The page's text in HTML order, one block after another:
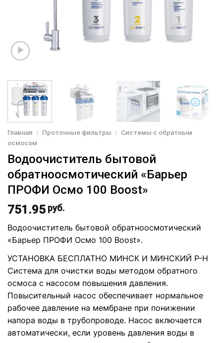
Главная / Проточные фильтры / Системы с обратным
осмосом
Водоочиститель бытовой
обратноосмотический «Барьер
ПРОФИ Осмо 100 Boost»
751.95 руб.
Водоочиститель бытовой обратноосмотический
«Барьер ПРОФИ Осмо 100 Boost».
УСТАНОВКА БЕСПЛАТНО МИНСК И МИНСКИЙ Р-Н
Система для очистки воды методом обратного
осмоса с насосом повышения давления.
Повысительный насос обеспечивает нормальное
рабочее давление на мембране при понижении
напора воды в трубопроводе. Насос включается
автоматически, если уровень давления воды в